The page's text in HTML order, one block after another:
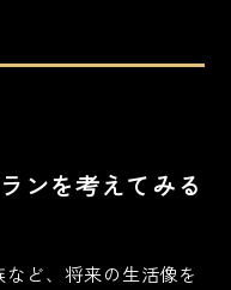
ンを考えてみる
ど、将来の生活像を